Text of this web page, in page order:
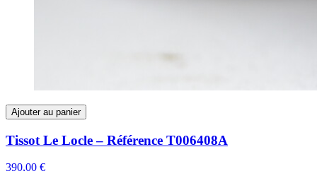
Ajouter au panier
Tissot Le Locle – Référence T006408A
390,00 €